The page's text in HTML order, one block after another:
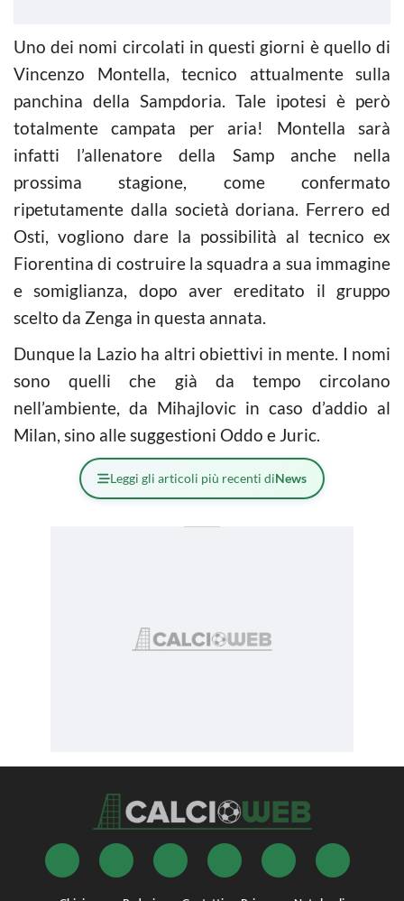
Uno dei nomi circolati in questi giorni è quello di
Vincenzo Montella, tecnico attualmente sulla
panchina della Sampdoria. Tale ipotesi è però
totalmente campata per aria! Montella sarà
infatti l’allenatore della Samp anche nella
prossima stagione, come confermato
ripetutamente dalla società doriana. Ferrero ed
Osti, vogliono dare la possibilità al tecnico ex
Fiorentina di costruire la squadra a sua immagine
e somiglianza, dopo aver ereditato il gruppo
scelto da Zenga in questa annata.
Dunque la Lazio ha altri obiettivi in mente. I nomi
sono quelli che già da tempo circolano
nell’ambiente, da Mihajlovic in caso d’addio al
Milan, sino alle suggestioni Oddo e Juric.
Leggi gli articoli più recenti diNews